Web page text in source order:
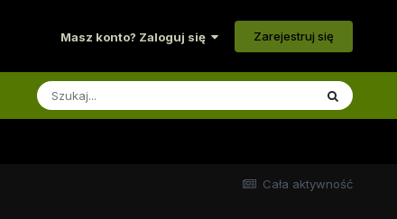
Masz konto? Zaloguj się Zarejestruj się
Cała aktywność